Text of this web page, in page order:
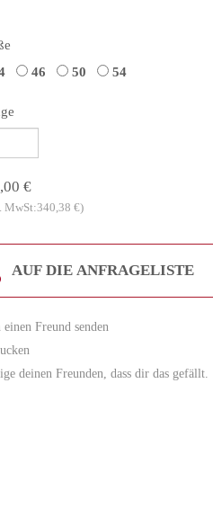
46 50 54
€
MwSt:340,38 €)
AUF DIE ANFRAGELISTE
einen Freund senden
deinen Freunden, dass dir das gefällt.